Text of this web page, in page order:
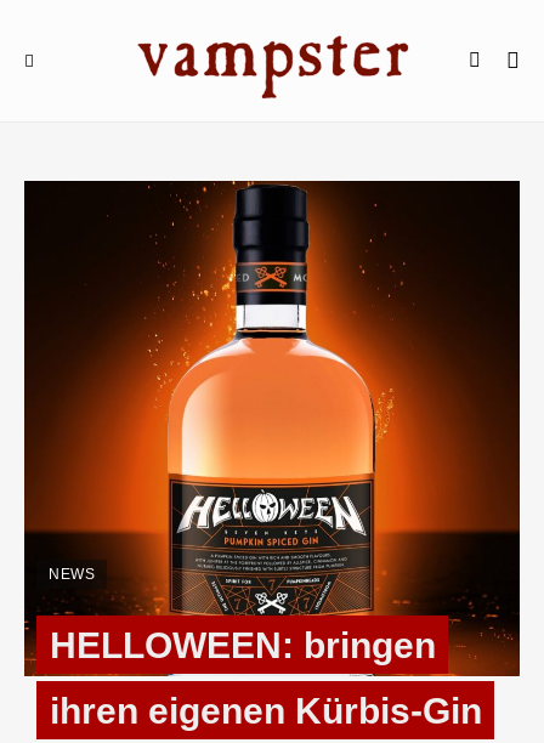
NEWS
HELLOWEEN: bringen
ihren eigenen Kürbis-Gin